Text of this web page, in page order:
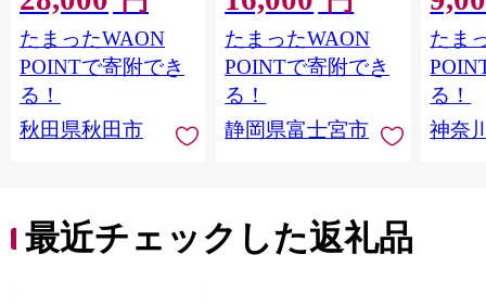
最短翌日発送 [スコッ
ティ フラワーパック
トイレットペーパー
日本製紙クレシア] 秋
田県秋田市
たまったWAON
POINTで寄附でき
る！
秋田県秋田市
トイレットペーパー
シングル パルプ100％
香りつき 日用品 消耗
品 備蓄
たまったWAON
POINTで寄附でき
る！
静岡県富士宮市
長巻タ
100％
防災
ペー
川県
トペー
たま
る！
神奈
最近チェックした返礼品